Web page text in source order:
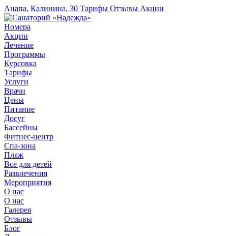
Анапа, Калинина, 30 Тарифы Отзывы Акции
Номера
Акции
Лечение
Программы
Курсовка
Тарифы
Услуги
Врачи
Цены
Питание
Досуг
Бассейны
Фитнес-центр
Спа-зона
Пляж
Все для детей
Развлечения
Мероприятия
О нас
О нас
Галерея
Отзывы
Блог